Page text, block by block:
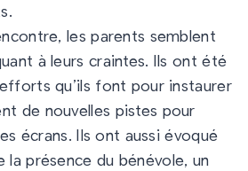
les parents semblent
à leurs craintes. Ils ont été
qu’ils font pour instaurer
de nouvelles pistes pour
écrans. Ils ont aussi évoqué
présence du bénévole, un